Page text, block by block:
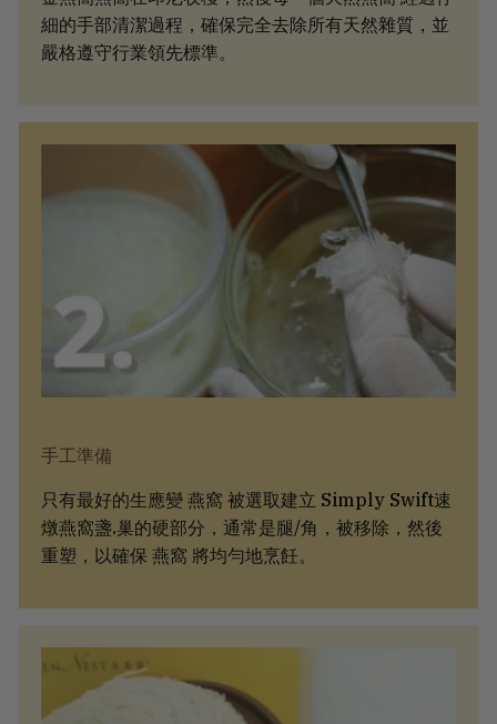
細的手部清潔過程，確保完全去除所有天然雜質，並
嚴格遵守行業領先標準。
手工準備
只有最好的生應變 燕窩 被選取建立 Simply Swift速
燉燕窩盞.巢的硬部分，通常是腿/角，被移除，然後
重塑，以確保 燕窩 將均勻地烹飪。